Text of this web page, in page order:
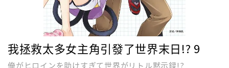
我拯救太多女主角引發了世界末日!? 9
俺がヒロインを助けすぎて世界がリトル黙示録!?